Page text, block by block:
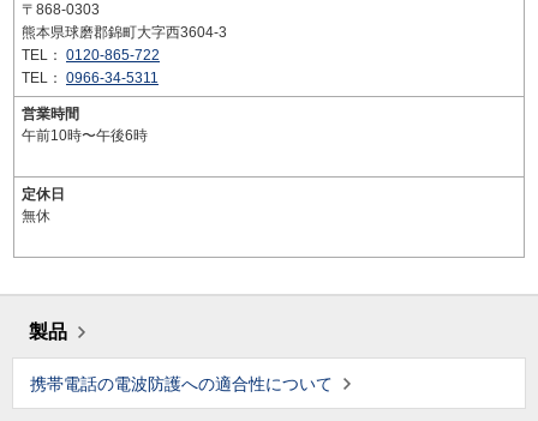
〒868-0303
熊本県球磨郡錦町大字西3604-3
TEL： 0120-865-722
TEL： 0966-34-5311
営業時間
午前10時〜午後6時
定休日
無休
製品
携帯電話の電波防護への適合性について